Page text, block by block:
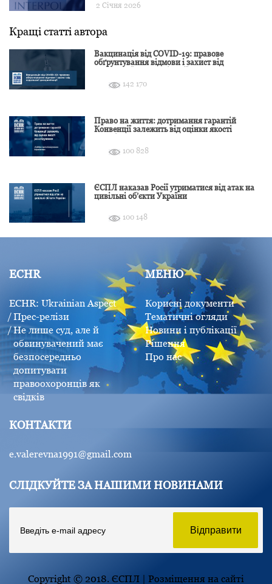
2 Січня 2026
Кращі статті автора
Вакцинація від COVID-19: правове
обґрунтування відмови і захист від
142 170
Право на життя: дотримання гарантій
Конвенції залежить від оцінки якості
100 828
ЄСПЛ наказав Росії утриматися від атак на
цивільні об’єкти України
100 148
ECHR
ECHR: Ukrainian Aspect
Прес-релізи
Не лише суд, але й
обвинувачений має
безпосередньо
допитувати
правоохоронців як
свідків
МЕНЮ
Корисні документи
Тематичні огляди
Новини і публікації
Рішення
Про нас
КОНТАКТИ
e.valerevna1991@gmail.com
СЛІДКУЙТЕ ЗА НАШИМИ НОВИНАМИ
Copyright © 2018. ЄСПЛ | Розміщення на сайті